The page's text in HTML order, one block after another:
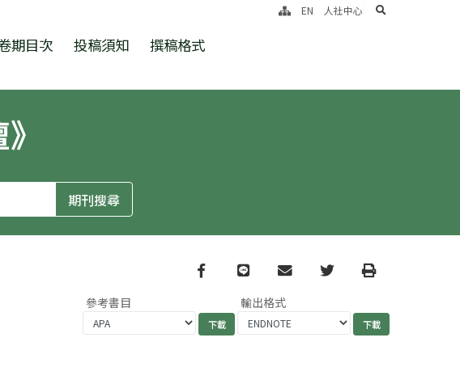
期目次 投稿須知 撰稿格式
EN 人社中心 search
Facebook
line email TwitterPrint
參考書目 輸出格式